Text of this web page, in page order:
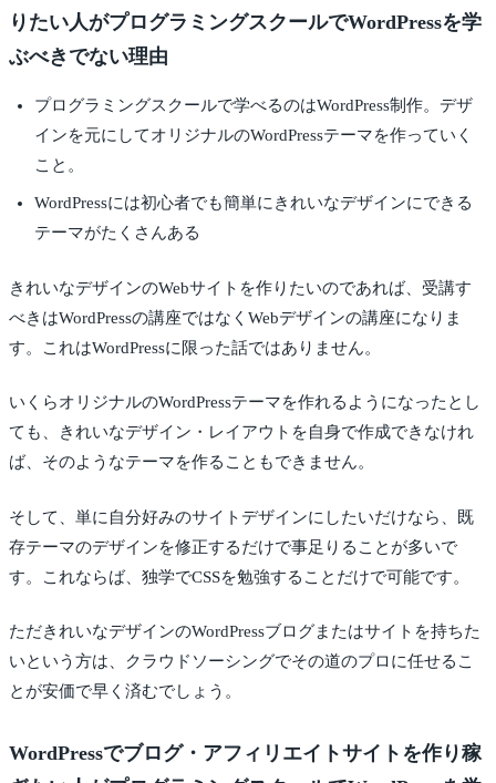
りたい人がプログラミングスクールでWordPressを学
ぶべきでない理由
プログラミングスクールで学べるのはWordPress制作。デザ
インを元にしてオリジナルのWordPressテーマを作っていく
こと。
WordPressには初心者でも簡単にきれいなデザインにできる
テーマがたくさんある
きれいなデザインのWebサイトを作りたいのであれば、受講す
べきはWordPressの講座ではなくWebデザインの講座になりま
す。これはWordPressに限った話ではありません。
いくらオリジナルのWordPressテーマを作れるようになったとし
ても、きれいなデザイン・レイアウトを自身で作成できなけれ
ば、そのようなテーマを作ることもできません。
そして、単に自分好みのサイトデザインにしたいだけなら、既
存テーマのデザインを修正するだけで事足りることが多いで
す。これならば、独学でCSSを勉強することだけで可能です。
ただきれいなデザインのWordPressブログまたはサイトを持ちた
いという方は、クラウドソーシングでその道のプロに任せるこ
とが安価で早く済むでしょう。
WordPressでブログ・アフィリエイトサイトを作り稼